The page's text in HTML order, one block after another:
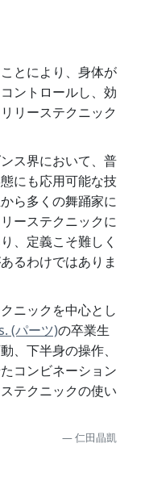
とにより、身体が
ントロールし、効
リーステクニック
ス界において、普
にも応用可能な技
ら多くの舞踊家に
ーステクニックに
、定義こそ難しく
るわけではありま
ニックを中心とし
(パーツ)の卒業生
、下半身の操作、
コンビネーション
テクニックの使い
仁田晶凱